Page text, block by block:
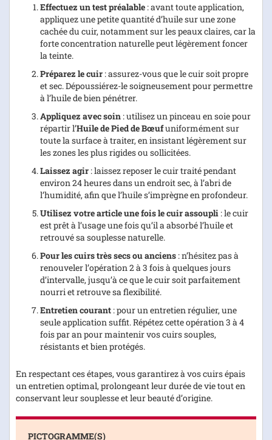
Effectuez un test préalable : avant toute application,
appliquez une petite quantité d’huile sur une zone
cachée du cuir, notamment sur les peaux claires, car la
forte concentration naturelle peut légèrement foncer
la teinte.
Préparez le cuir : assurez-vous que le cuir soit propre
et sec. Dépoussiérez-le soigneusement pour permettre
à l’huile de bien pénétrer.
Appliquez avec soin : utilisez un pinceau en soie pour
répartir l’Huile de Pied de Bœufuniformément sur
toute la surface à traiter, en insistant légèrement sur
les zones les plus rigides ou sollicitées.
Laissez agir : laissez reposer le cuir traité pendant
environ 24 heures dans un endroit sec, à l’abri de
l’humidité, afin que l’huile s’imprègne en profondeur.
Utilisez votre article une fois le cuir assoupli : le cuir
est prêt à l’usage une fois qu’il a absorbé l’huile et
retrouvé sa souplesse naturelle.
Pour les cuirs très secs ou anciens : n’hésitez pas à
renouveler l’opération 2 à 3 fois à quelques jours
d’intervalle, jusqu’à ce que le cuir soit parfaitement
nourri et retrouve sa flexibilité.
Entretien courant : pour un entretien régulier, une
seule application suffit. Répétez cette opération 3 à 4
fois par an pour maintenir vos cuirs souples,
résistants et bien protégés.
En respectant ces étapes, vous garantirez à vos cuirs épais
un entretien optimal, prolongeant leur durée de vie tout en
conservant leur souplesse et leur beauté d’origine.
PICTOGRAMME(S)